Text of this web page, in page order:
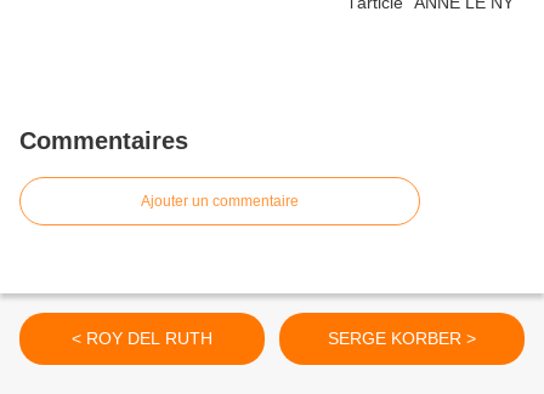
Commentaires
Ajouter un commentaire
< ROY DEL RUTH SERGE KORBER >